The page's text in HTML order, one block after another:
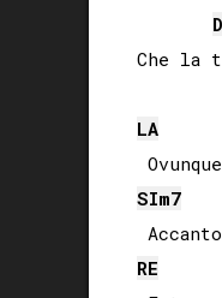
LA
SIm7
RE